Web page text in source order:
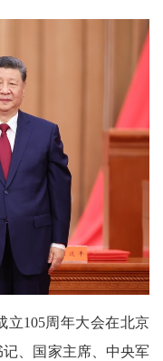
立105周年大会在北京
、国家主席、中央军